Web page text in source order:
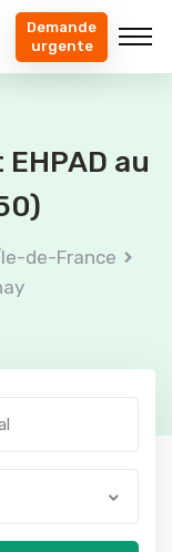
Demande
urgente
au
de-France